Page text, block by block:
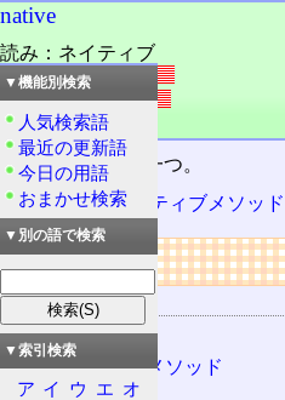
native
読み：ネイティブ
外語：native
発音：néitiv
品詞：名詞
Javaの予約語
の一つ。
メソッドがネイティブメソッド
リンク
関連する用語
Java
ネイティブメソッド
▼機能別検索
人気検索語
最近の更新語
今日の用語
おまかせ検索
▼別の語で検索
▼索引検索
ア イ ウ エ オ